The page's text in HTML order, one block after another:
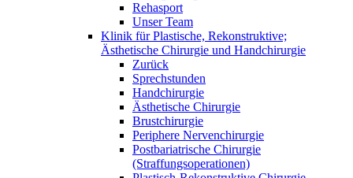
Rehasport
Unser Team
Klinik für Plastische, Rekonstruktive;
Ästhetische Chirurgie und Handchirurgie
Zurück
Sprechstunden
Handchirurgie
Ästhetische Chirurgie
Brustchirurgie
Periphere Nervenchirurgie
Postbariatrische Chirurgie
(Straffungsoperationen)